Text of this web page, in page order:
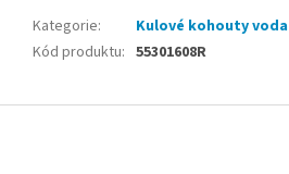
Kategorie:
Kulové kohouty voda
Kód produktu: 55301608R